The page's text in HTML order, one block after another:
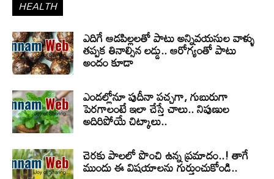
HEALTH
ఎదిగే ఆడపిల్లలతో పాటు అన్నివయసుల వాళ్ళు
తప్పక తినాల్సిన లడ్డు.. ఆరోగ్యంతో పాటు
అందం కూడా
ఎండల్లోనూ పుదీనా పచ్చగా, గుబురుగా
పెరగాలంటే ఇలా చేస్తే చాలు.. నిపుణుల
అదిరిపోయే చిట్కాలు..
చెరకు పాలలో పొంచి ఉన్న ప్రమాదం..! తాగే
ముందు ఈ విషయాలను గుర్తుంచుకోండి..